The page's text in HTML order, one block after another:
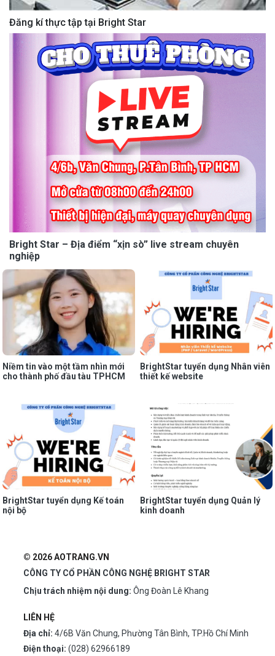
Đăng kí thực tập tại Bright Star
Bright Star – Địa điểm “xịn sò” live stream chuyên
nghiệp
Niềm tin vào một tầm nhìn mới
cho thành phố đầu tàu TPHCM
BrightStar tuyển dụng Nhân viên
thiết kế website
BrightStar tuyển dụng Kế toán
nội bộ
BrightStar tuyển dụng Quản lý
kinh doanh
© 2026 AOTRANG.VN
CÔNG TY CỔ PHẦN CÔNG NGHỆ BRIGHT STAR
Chịu trách nhiệm nội dung: Ông Đoàn Lê Khang
LIÊN HỆ
Địa chỉ: 4/6B Văn Chung, Phường Tân Bình, TP.Hồ Chí Minh
Điện thoại: (028) 62966189